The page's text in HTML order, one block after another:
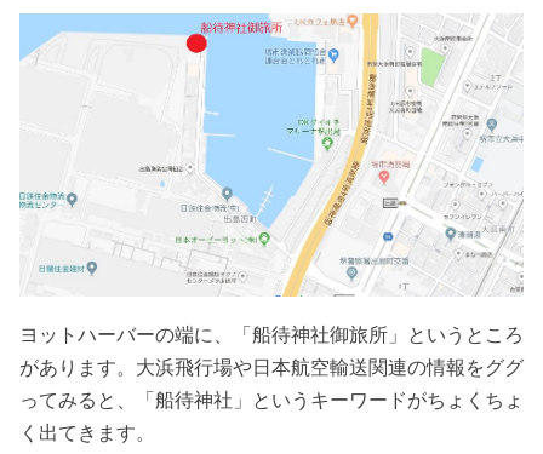
ヨットハーバーの端に、「船待神社御旅所」というところ
があります。大浜飛行場や日本航空輸送関連の情報をググ
ってみると、「船待神社」というキーワードがちょくちょ
く出てきます。